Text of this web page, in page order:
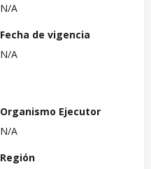
N/A
Fecha de vigencia
N/A
Organismo Ejecutor
N/A
Región